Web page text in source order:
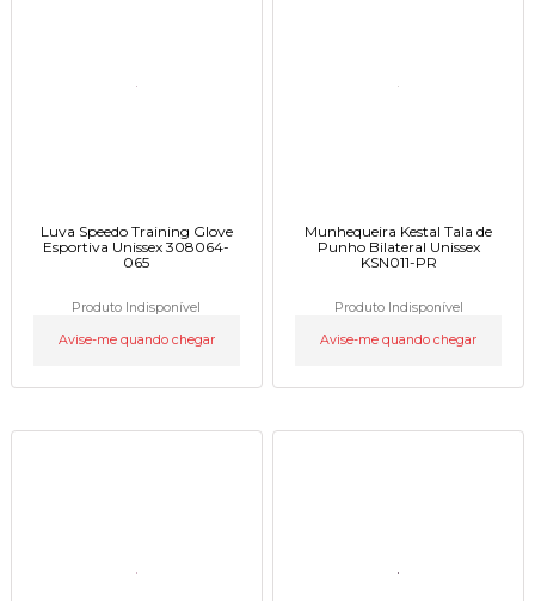
Luva Speedo Training Glove
Esportiva Unissex 308064-
065
Produto Indisponível
Avise-me quando chegar
Munhequeira Kestal Tala de
Punho Bilateral Unissex
KSN011-PR
Produto Indisponível
Avise-me quando chegar